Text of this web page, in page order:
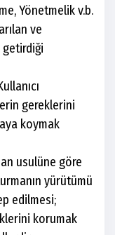
Yönetmelik v.b.
ve
getirdiği
gereklerini
koymak
usulüne göre
yürütümü
edilmesi;
korumak